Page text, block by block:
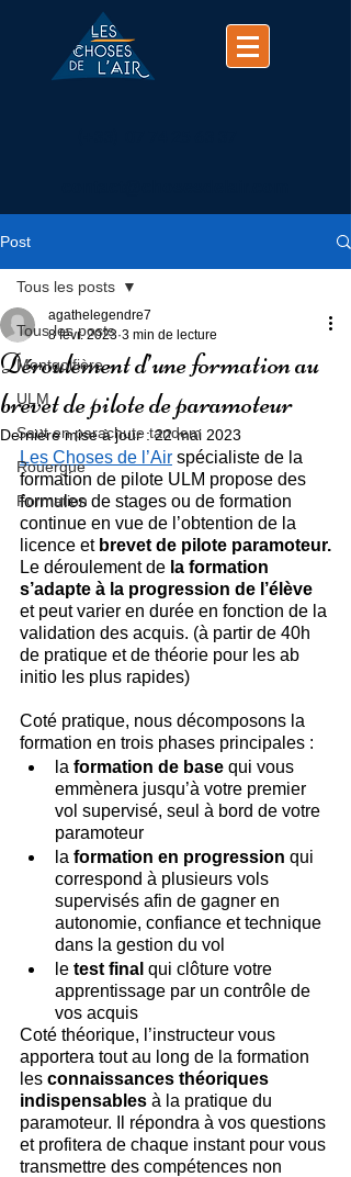
Post
Tous les posts
Montgolfière
ULM
Saut en parachute tandem
Rouergue
Formation
Tous les posts
Déroulement d’une formation au
brevet de pilote de paramoteur
agathelegendre7
8 févr. 2023 3 min de lecture
Dernière mise à jour :22 mai 2023
Les Choses de l’Air spécialiste de la
formation de pilote ULM propose des
formules de stages ou de formation
continue en vue de l’obtention de la
licence et brevet de pilote paramoteur.
Le déroulement de la formation
s’adapte à la progression de l’élève
et peut varier en durée en fonction de la
validation des acquis. (à partir de 40h
de pratique et de théorie pour les ab
initio les plus rapides)
Coté pratique, nous décomposons la
formation en trois phases principales :
la formation de base qui vous
emmènera jusqu’à votre premier
vol supervisé, seul à bord de votre
paramoteur
la formation en progression qui
correspond à plusieurs vols
supervisés afin de gagner en
autonomie, confiance et technique
dans la gestion du vol
le test final qui clôture votre
apprentissage par un contrôle de
vos acquis
Coté théorique, l’instructeur vous
apportera tout au long de la formation
les connaissances théoriques
indispensables à la pratique du
paramoteur. Il répondra à vos questions
et profitera de chaque instant pour vous
transmettre des compétences non